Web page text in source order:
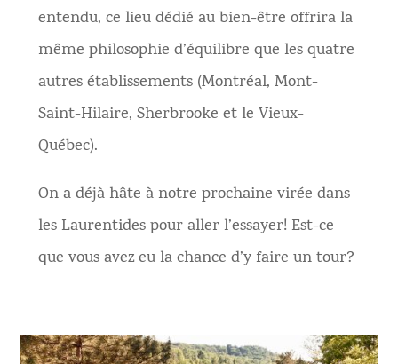
entendu, ce lieu dédié au bien-être offrira la
même philosophie d’équilibre que les quatre
autres établissements (Montréal, Mont-
Saint-Hilaire, Sherbrooke et le Vieux-
Québec).
On a déjà hâte à notre prochaine virée dans
les Laurentides pour aller l’essayer! Est-ce
que vous avez eu la chance d’y faire un tour?